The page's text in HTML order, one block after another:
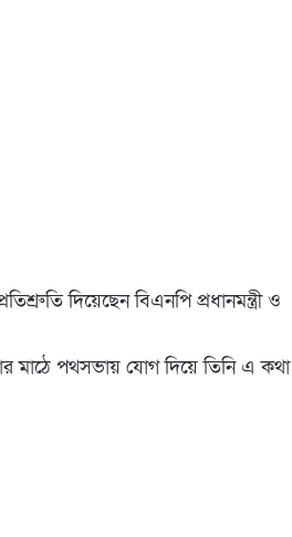
দিয়েছেন বিএনপি প্রধানমন্ত্রী ও
মাঠে পথসভায় যোগ দিয়ে তিনি এ কথা